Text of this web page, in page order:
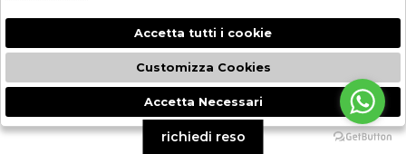
🍪
richiedi reso
Accetta tutti i cookie
Customizza Cookies
Accetta Necessari